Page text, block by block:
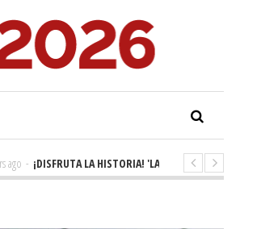
¡DISFRUTA LA HISTORIA! 'LA GRANDE SEINE'